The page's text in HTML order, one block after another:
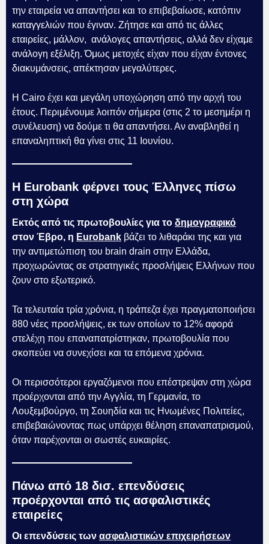
την εταιρεία να απαντήσει και το επιβεβαίωσε, κατόπιν
καταγγελιών που έγιναν. Ζήτησε και από τις άλλες
εταιρείες, μάλλον, ανάλογες απαντήσεις, αλλά δεν είχαμε
ανάλογη εξέλιξη. Όμως μετοχές είχαν που είχαν έντονες
διακυμάνσεις, απέκτησαν μεγαλύτερες.
Η Cairo έχει και μεγάλη υποχώρηση από την αρχή του
έτους. Περιμένουμε λοιπόν σήμερα (στις 2 το μεσημέρι η
συνέλευση) να δούμε τι θα απαντήσει. Αν αναβληθεί η
επαναληπτική θα γίνει στις 11 Ιουνίου.
Η Eurobank φέρνει τους Έλληνες πίσω
στη χώρα
Εκτός από τις πρωτοβουλίες για το δημογραφικό
στον Έβρο, η Eurobank βάζει το λιθαράκι της και για
την αντιμετώπιση του brain drain στην Ελλάδα,
προχωρώντας σε στρατηγικές προσλήψεις Ελλήνων που
ζουν στο εξωτερικό.
Τα τελευταία τρία χρόνια, η τράπεζα έχει πραγματοποιήσει
880 νέες προσλήψεις, εκ των οποίων το 12% αφορά
στελέχη που επαναπατρίστηκαν, πρωτοβουλία που
σκοπεύει να συνεχίσει και τα επόμενα χρόνια.
Οι περισσότεροι εργαζόμενοι που επέστρεψαν στη χώρα
προέρχονται από την Αγγλία, τη Γερμανία, το
Λουξεμβούργο, τη Σουηδία και τις Ηνωμένες Πολιτείες,
επιβεβαιώνοντας πως υπάρχει θέληση επαναπατρισμού,
όταν παρέχονται οι σωστές ευκαιρίες.
Πάνω από 18 δισ. επενδύσεις
προέρχονται από τις ασφαλιστικές
εταιρείες
Οι επενδύσεις των ασφαλιστικών επιχειρήσεων